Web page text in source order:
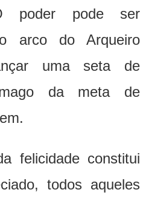
poder pode ser
arco do Arqueiro
uma seta de
da meta de
felicidade constitui
todos aqueles